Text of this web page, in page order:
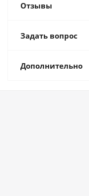
Отзывы
Задать вопрос
Дополнительно